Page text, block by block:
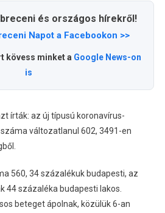
és országos hírekről!
Napot a Facebookon >>
kövess minket a Google News-on
is
írták: az új típusú koronavírus-
változatlanul 602, 3491-en
560, 34 százalékuk budapesti, az
44 százaléka budapesti lakos.
beteget ápolnak, közülük 6-an